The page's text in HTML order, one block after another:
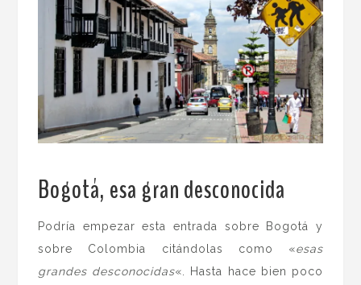
Bogotá, esa gran desconocida
Podría empezar esta entrada sobre Bogotá y
sobre Colombia citándolas como «esas
grandes desconocidas«. Hasta hace bien poco